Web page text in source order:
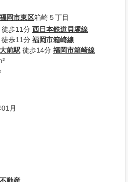
福岡市東区箱崎５丁目
徒歩11分 西日本鉄道貝塚線
徒歩11分 福岡市箱崎線
前駅 徒歩14分 福岡市箱崎線
月